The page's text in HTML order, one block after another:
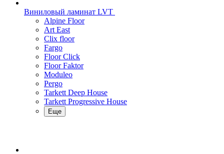
Виниловый ламинат LVT
Alpine Floor
Art East
Clix floor
Fargo
Floor Click
Floor Faktor
Moduleo
Pergo
Tarkett Deep House
Tarkett Progressive House
Еще